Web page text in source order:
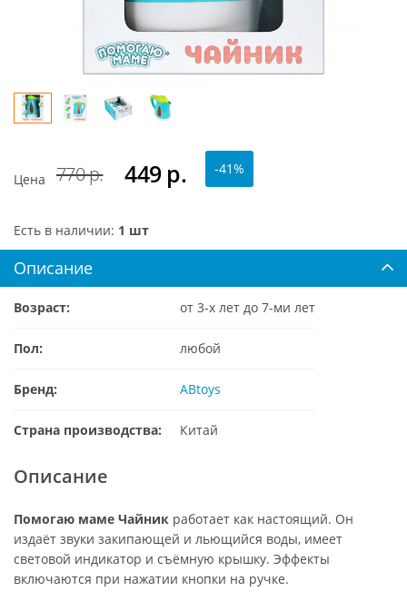
Цена 770 р. 449 р. -41%
Есть в наличии: 1 шт
Описание
Возраст: от 3-х лет до 7-ми лет
Пол: любой
Бренд: ABtoys
Страна производства: Китай
Описание
Помогаю маме Чайник работает как настоящий. Он
издаёт звуки закипающей и льющийся воды, имеет
световой индикатор и съёмную крышку. Эффекты
включаются при нажатии кнопки на ручке.